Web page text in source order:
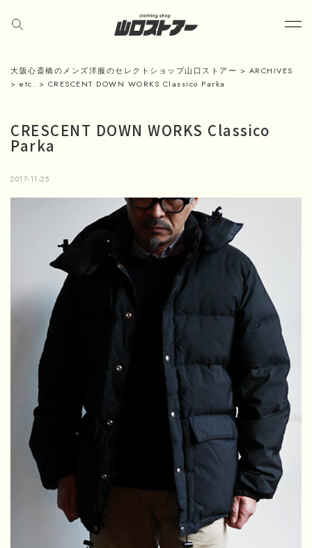
大阪心斎橋のメンズ洋服のセレクトショップ山口ストアー > ARCHIVES
> etc. > CRESCENT DOWN WORKS Classico Parka
CRESCENT DOWN WORKS Classico
Parka
2017-11-25